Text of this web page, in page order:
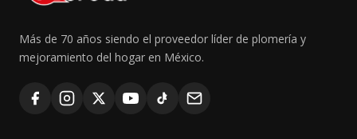
Más de 70 años siendo el proveedor líder de plomería y
mejoramiento del hogar en México.